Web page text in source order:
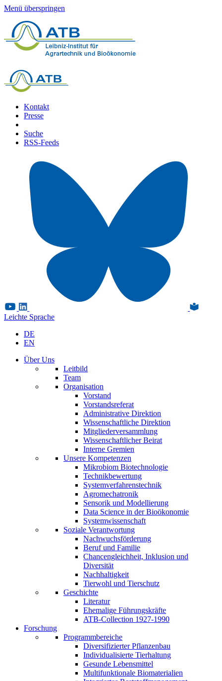
Menü überspringen
Kontakt
Presse
Suche
RSS-Feeds
Leichte Sprache
DE
EN
Über Uns
Leitbild
Team
Organisation
Vorstand
Vorstandsreferat
Administrative Direktion
Wissenschaftliche Direktion
Mitgliederversammlung
Wissenschaftlicher Beirat
Interne Gremien
Unsere Kompetenzen
Mikrobiom Biotechnologie
Technikbewertung
Systemverfahrenstechnik
Agromechatronik
Sensorik und Modellierung
Data Science in der Bioökonomie
Systemwissenschaft
Soziale Verantwortung
Nachwuchsförderung
Beruf und Familie
Chancengleichheit, Inklusion und
Diversität
Nachhaltigkeit
Tierwohl und Tierschutz
Geschichte
Literatur
Ehemalige Führungskräfte
ATB-Collection 1927-1990
Forschung
Programmbereiche
Diversifizierter Pflanzenbau
Individualisierte Tierhaltung
Gesunde Lebensmittel
Multifunktionale Biomaterialien